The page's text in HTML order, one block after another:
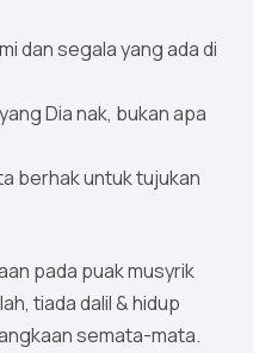
dan segala yang ada di
Dia nak, bukan apa
berhak untuk tujukan
pada puak musyrik
tiada dalil & hidup
semata-mata.